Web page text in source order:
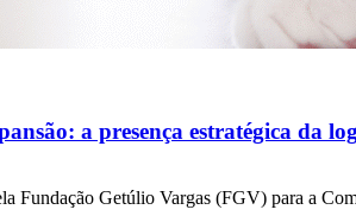
a presença estratégica da
Fundação Getúlio Vargas (FGV) para a